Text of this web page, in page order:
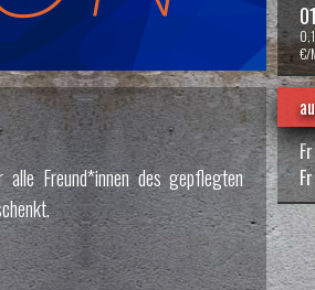
€/
Freund*innen des gepflegten
Fr
Fr